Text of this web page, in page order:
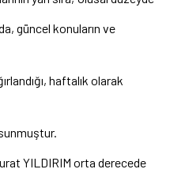
güncel konuların ve
haftalık olarak
YILDIRIM orta derecede